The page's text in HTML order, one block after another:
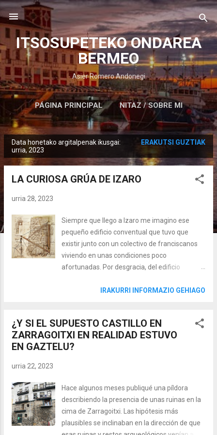
Saltatu eta joan eduki nagusira
ITSOSUPETEKO ONDAREA
BERMEO
Asier Romero Andonegi
PÁGINA PRINCIPAL NITAZ / SOBRE MI
M
e
Data honetako argitalpenak ikusgai:
urria, 2023
ERAKUTSI GUZTIAK
LA CURIOSA GRÚA DE IZARO
urria 28, 2023
Siempre que llego a Izaro me imagino ese
pequeño edificio conventual que tuvo que
existir junto con un colectivo de franciscanos
viviendo en unas condiciones poco
afortunadas. Por desgracia, del edificio
fachada en la que se puede apreciar una
para el agua o fragmentos de la calzada y
escaleras que llegaban hasta la iglesia. Ahora
bien, en su fachada SE y en la parte inferior,
una curiosa y desapercibida ménsula de piedra
con un orificio cuadrado en su parte central,
¿de qué se trata? ¿tenéis curiosidad? Dentro
video ... ¿Qué datos documentales tenemos
sobre esta escalera? Como os imagináis las
IRAKURRI INFORMAZIO GEHIAGO
¿Y SI EL SUPUESTO CASTILLO EN
ZARRAGOITXI EN REALIDAD ESTUVO
EN GAZTELU?
urria 22, 2023
Hace algunos meses publiqué una píldora
describiendo la presencia de unas ruinas en la
cima de Zarragoitxi. Las hipótesis más
plausibles se inclinaban en la dirección de que